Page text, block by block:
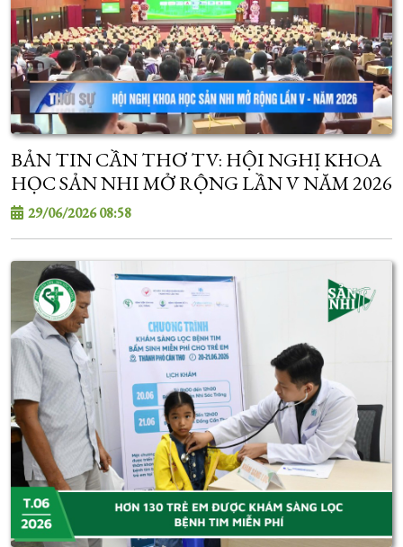
BẢN TIN CẦN THƠ TV: HỘI NGHỊ KHOA
HỌC SẢN NHI MỞ RỘNG LẦN V NĂM 2026
29/06/2026 08:58